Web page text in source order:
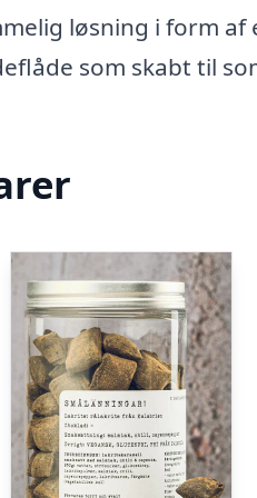
løsning i form
som skabt til